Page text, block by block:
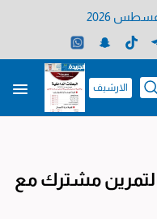
الارشيف
مشترك مع